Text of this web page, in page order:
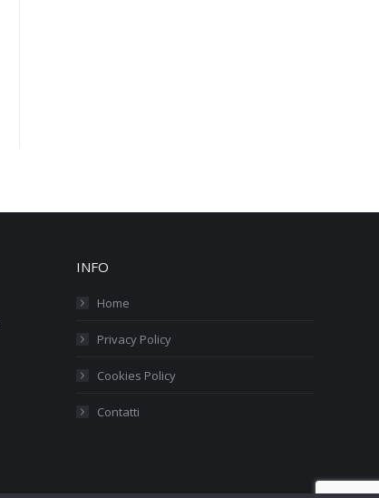
INFO
Home
Privacy Policy
Cookies Policy
Contatti